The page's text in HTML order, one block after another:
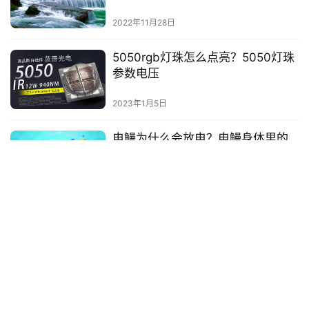
2022年11月28日
5050rgb灯珠怎么点亮？5050灯珠
参数电压
2023年1月5日
电鳗为什么会放电？电鳗身体里的